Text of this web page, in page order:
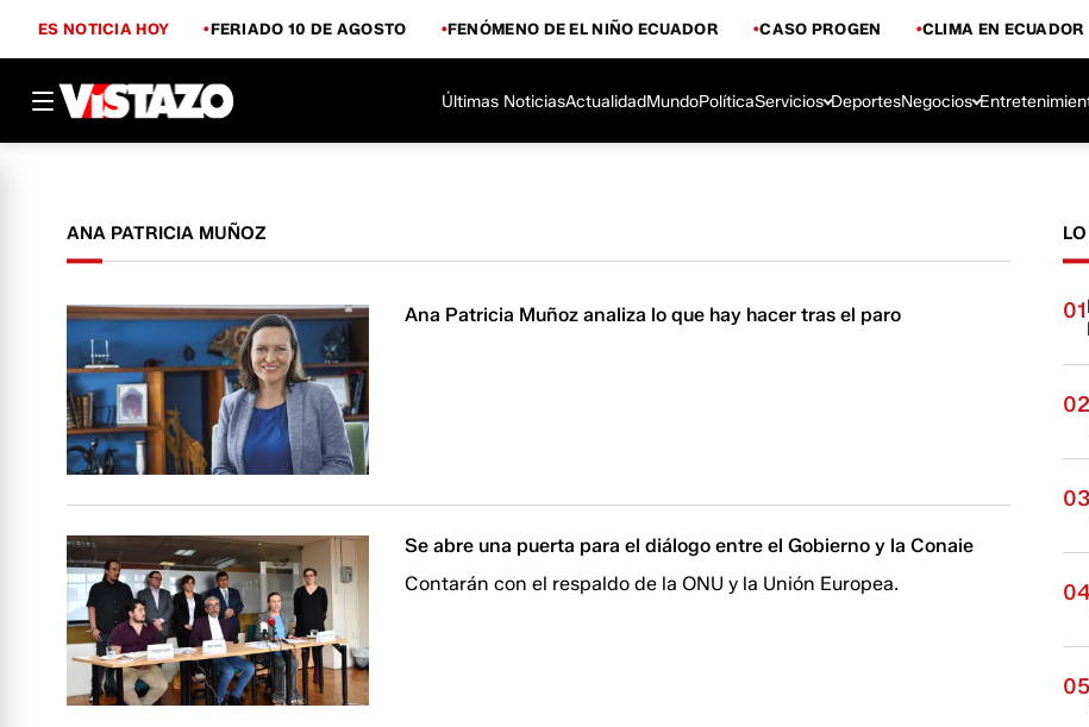
ES NOTICIA HOY FERIADO 10 DE AGOSTO FENÓMENO DE EL NIÑO ECUADOR CASO PROGEN CLIMA EN ECUADOR
Últimas NoticiasActualidadMundoPolíticaServicios DeportesNegocios
ANA PATRICIA MUÑOZ
Ana Patricia Muñoz analiza lo que hay hacer tras el paro
Se abre una puerta para el diálogo entre el Gobierno y la Conaie
Contarán con el respaldo de la ONU y la Unión Europea.
01
02
03
05